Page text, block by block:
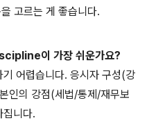
고르는 게 좋습니다.
이 가장 쉬운가요?
어렵습니다. 응시자 구성(강
인의 강점(세법/통제/재무보
집니다.